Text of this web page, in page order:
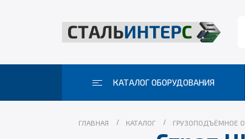
КАТАЛОГ ОБОРУДОВАНИЯ
ГЛАВНАЯ КАТАЛОГ ГРУЗОПОДЪЁМНОЕ